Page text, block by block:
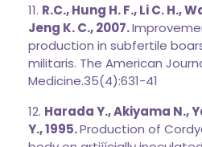
11. R.C., Hung H. F., Li C. H.,
Jeng K. C., 2007.
production in subfertile
militaris. The American
Medicine.35(4):631-41
12. Harada Y., Akiyama N.,
Y., 1995.Production of